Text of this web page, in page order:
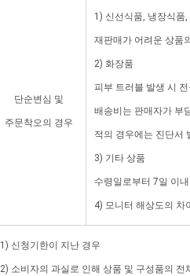
단순변심 및
주문착오의 경우
1) 신선식품, 냉장식품
재판매가 어려운 상품
2) 화장품
피부 트러블 발생 시
배송비는 판매자가 부
적의 경우에는 진단서
3) 기타 상품
수령일로부터 7일 이
4) 모니터 해상도의 차
1) 신청기한이 지난 경우
2) 소비자의 과실로 인해 상품 및 구성품의